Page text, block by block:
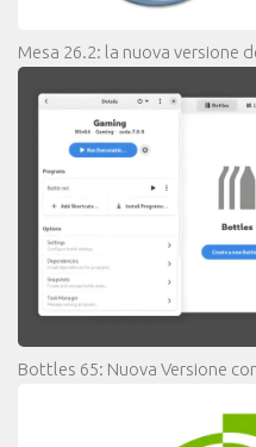
Mesa 26.2: la nuova versione
Bottles 65: Nuova Versione